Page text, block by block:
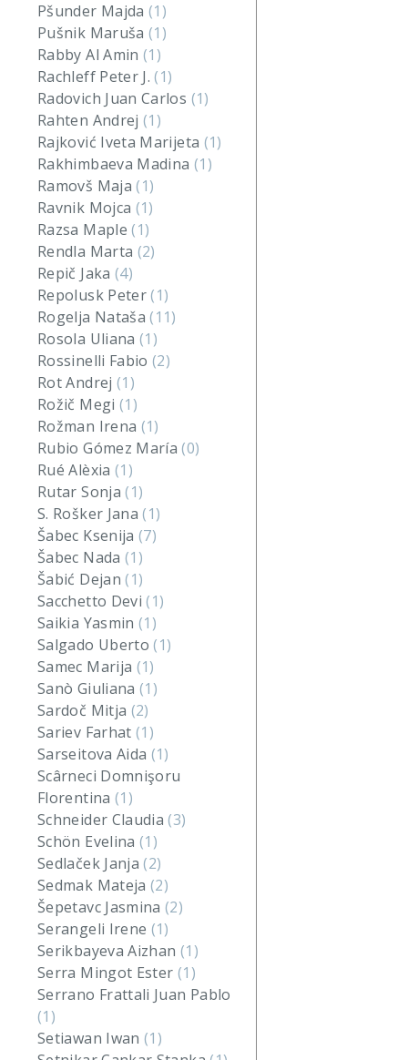
Pšunder Majda(1)
Pušnik Maruša(1)
Rabby Al Amin(1)
Rachleff Peter J.(1)
Radovich Juan Carlos (1)
Rahten Andrej(1)
Rajković Iveta Marijeta (1)
Rakhimbaeva Madina (1)
Ramovš Maja(1)
Ravnik Mojca (1)
Razsa Maple(1)
Rendla Marta (2)
Repič Jaka (4)
Repolusk Peter(1)
Rogelja Nataša(11)
Rosola Uliana(1)
Rossinelli Fabio(2)
Rot Andrej (1)
Rožič Megi (1)
Rožman Irena (1)
Rubio Gómez María(0)
Rué Alèxia (1)
Rutar Sonja(1)
S. Rošker Jana(1)
Šabec Ksenija(7)
Šabec Nada (1)
Šabić Dejan(1)
Sacchetto Devi(1)
Saikia Yasmin(1)
Salgado Uberto(1)
Samec Marija (1)
Sanò Giuliana(1)
Sardoč Mitja (2)
Sariev Farhat(1)
Sarseitova Aida (1)
Scârneci Domnişoru
Florentina (1)
Schneider Claudia(3)
Schön Evelina(1)
Sedlaček Janja(2)
Sedmak Mateja(2)
Šepetavc Jasmina(2)
Serangeli Irene (1)
Serikbayeva Aizhan (1)
Serra Mingot Ester (1)
Serrano Frattali Juan Pablo
(1)
Setiawan Iwan(1)